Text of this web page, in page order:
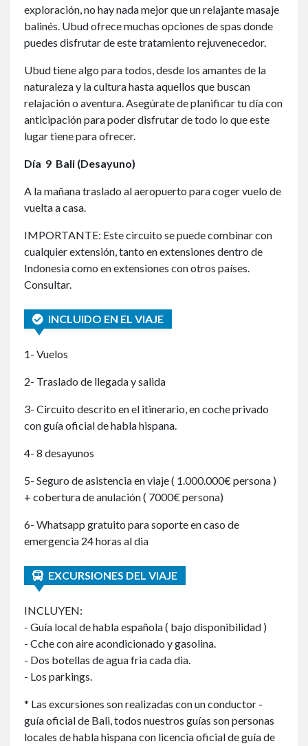
exploración, no hay nada mejor que un relajante masaje
balinés. Ubud ofrece muchas opciones de spas donde
puedes disfrutar de este tratamiento rejuvenecedor.
Ubud tiene algo para todos, desde los amantes de la
naturaleza y la cultura hasta aquellos que buscan
relajación o aventura. Asegúrate de planificar tu día con
anticipación para poder disfrutar de todo lo que este
lugar tiene para ofrecer.
Día 9 Bali (Desayuno)
A la mañana traslado al aeropuerto para coger vuelo de
vuelta a casa.
IMPORTANTE: Este circuito se puede combinar con
cualquier extensión, tanto en extensiones dentro de
Indonesia como en extensiones con otros países.
Consultar.
INCLUIDO EN EL VIAJE
1- Vuelos
2- Traslado de llegada y salida
3- Circuito descrito en el itinerario, en coche privado
con guía oficial de habla hispana.
4- 8 desayunos
5- Seguro de asistencia en viaje ( 1.000.000€ persona )
+ cobertura de anulación ( 7000€ persona)
6- Whatsapp gratuito para soporte en caso de
emergencia 24 horas al dia
EXCURSIONES DEL VIAJE
INCLUYEN:
- Guía local de habla española ( bajo disponibilidad )
- Cche con aire acondicionado y gasolina.
- Dos botellas de agua fria cada dia.
- Los parkings.
* Las excursiones son realizadas con un conductor -
guía oficial de Bali, todos nuestros guías son personas
locales de habla hispana con licencia oficial de guía de